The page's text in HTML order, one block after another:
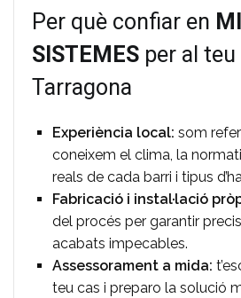
Per què confiar en
SISTEMES per al
Tarragona
Experiència local: som
coneixem el clima, la
reals de cada barri i tipus
Fabricació i instal·lació
del procés per garantir
acabats impecables.
Assessorament a mida:
teu cas i preparo la solució